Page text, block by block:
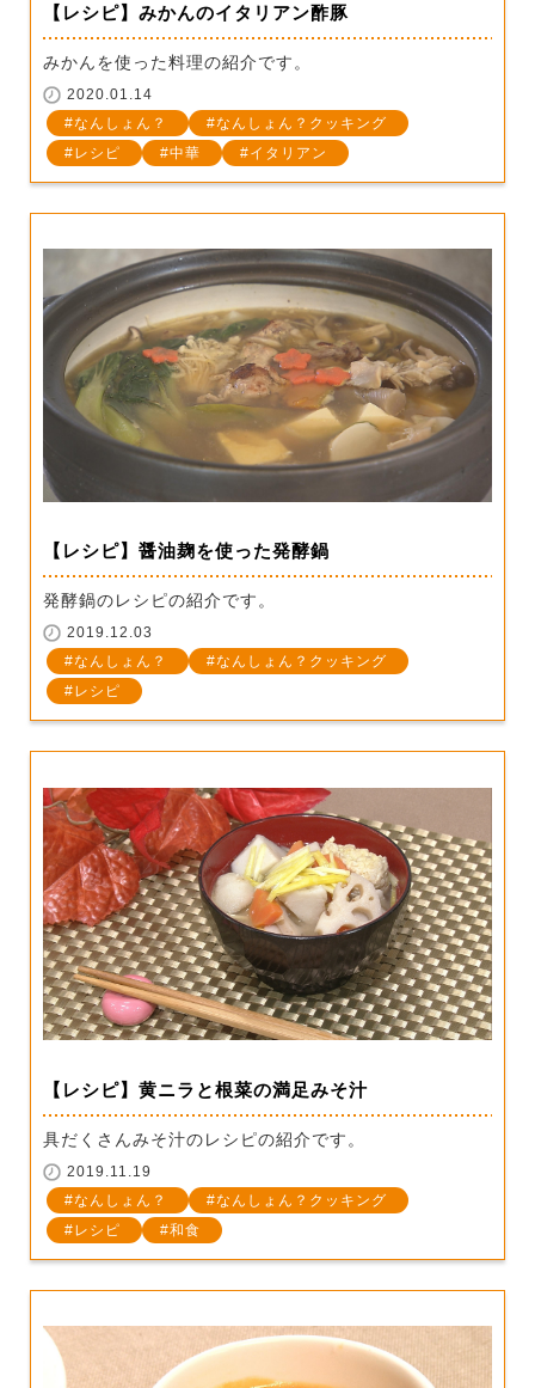
【レシピ】みかんのイタリアン酢豚
みかんを使った料理の紹介です。
2020.01.14
なんしょん？
なんしょん？クッキング
レシピ
中華 イタリアン
【レシピ】醤油麹を使った発酵鍋
発酵鍋のレシピの紹介です。
2019.12.03
なんしょん？
なんしょん？クッキング
レシピ
【レシピ】黄ニラと根菜の満足みそ汁
具だくさんみそ汁のレシピの紹介です。
2019.11.19
なんしょん？
なんしょん？クッキング
レシピ
和食